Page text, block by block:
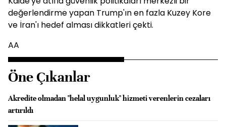
değerlendirme yapan Trump'ın en fazla Kuzey Kore
ve İran'ı hedef alması dikkatleri çekti.
AA
Öne Çıkanlar
Akredite olmadan "helal uygunluk" hizmeti verenlerin cezaları
artırıldı